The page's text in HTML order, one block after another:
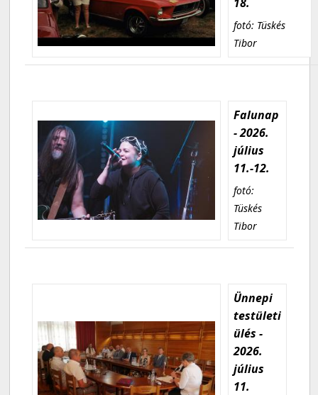
fotó: Tüskés
Tibor
Falunap
- 2026.
július
11.-12.
fotó:
Tüskés
Tibor
Ünnepi
testületi
ülés -
2026.
július
11.